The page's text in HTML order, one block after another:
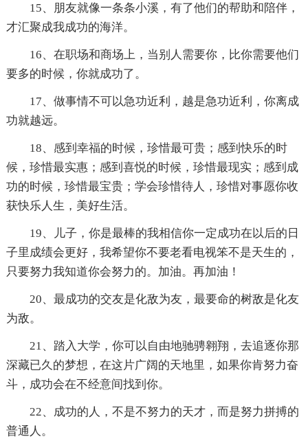
15、朋友就像一条条小溪，有了他们的帮助和陪伴，
才汇聚成我成功的海洋。
16、在职场和商场上，当别人需要你，比你需要他们
要多的时候，你就成功了。
17、做事情不可以急功近利，越是急功近利，你离成
功就越远。
18、感到幸福的时候，珍惜最可贵；感到快乐的时
候，珍惜最实惠；感到喜悦的时候，珍惜最现实；感到成
功的时候，珍惜最宝贵；学会珍惜待人，珍惜对事愿你收
获快乐人生，美好生活。
19、儿子，你是最棒的我相信你一定成功在以后的日
子里成绩会更好，我希望你不要老看电视笨不是天生的，
只要努力我知道你会努力的。加油。再加油！
20、最成功的交友是化敌为友，最要命的树敌是化友
为敌。
21、踏入大学，你可以自由地驰骋翱翔，去追逐你那
深藏已久的梦想，在这片广阔的天地里，如果你肯努力奋
斗，成功会在不经意间找到你。
22、成功的人，不是不努力的天才，而是努力拼搏的
普通人。